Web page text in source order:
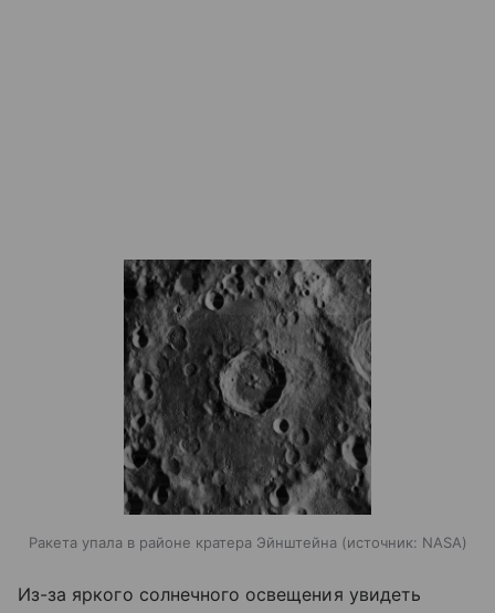
Ракета упала в районе кратера Эйнштейна источник: NASA
Из-за яркого солнечного освещения увидеть